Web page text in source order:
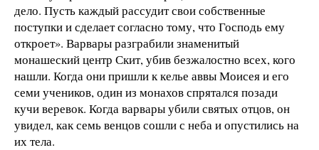
дело. Пусть каждый рассудит свои собственные
поступки и сделает согласно тому, что Господь ему
откроет». Варвары разграбили знаменитый
монашеский центр Скит, убив безжалостно всех, кого
нашли. Когда они пришли к келье аввы Моисея и его
семи учеников, один из монахов спрятался позади
кучи веревок. Когда варвары убили святых отцов, он
увидел, как семь венцов сошли с неба и опустились на
их тела.